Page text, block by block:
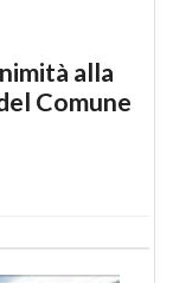
alla
Comune